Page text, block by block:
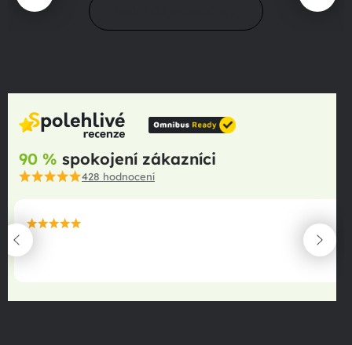
90 % spokojení zákazníci
428 hodnocení
maximální spokojenost
22.06.2025